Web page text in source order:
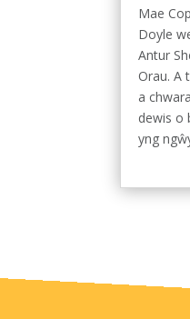
Mae
Doyle
Antur
Orau. A
a
dewis o
yng